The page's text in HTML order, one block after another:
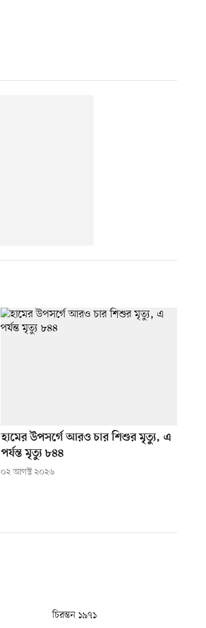
হামের উপসর্গে আরও চার শিশুর মৃত্যু, এ
পর্যন্ত মৃত্যু ৮৪৪
০২ আগস্ট ২০২৬
চিরন্তন ১৯৭১